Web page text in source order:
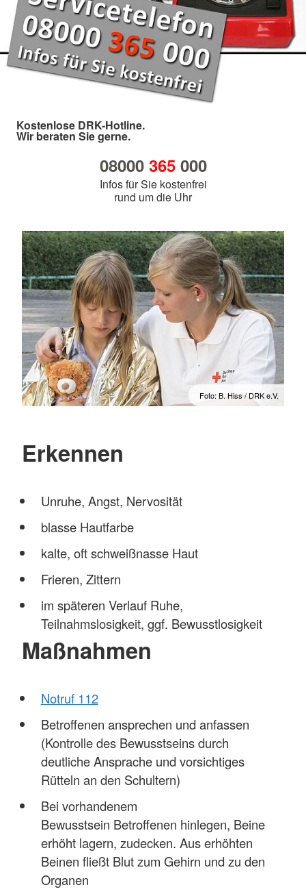
Kostenlose DRK-Hotline.
Wir beraten Sie gerne.
08000 365000
Infos für Sie kostenfrei
rund um die Uhr
Foto: B. Hiss / DRK e.V.
Erkennen
Unruhe, Angst, Nervosität
blasse Hautfarbe
kalte, oft schweißnasse Haut
Frieren, Zittern
im späteren Verlauf Ruhe,
Teilnahmslosigkeit, ggf. Bewusstlosigkeit
Maßnahmen
Notruf 112
Betroffenen ansprechen und anfassen
(Kontrolle des Bewusstseins durch
deutliche Ansprache und vorsichtiges
Rütteln an den Schultern)
Bei vorhandenem
Bewusstsein Betroffenen hinlegen, Beine
erhöht lagern, zudecken. Aus erhöhten
Beinen fließt Blut zum Gehirn und zu den
Organen